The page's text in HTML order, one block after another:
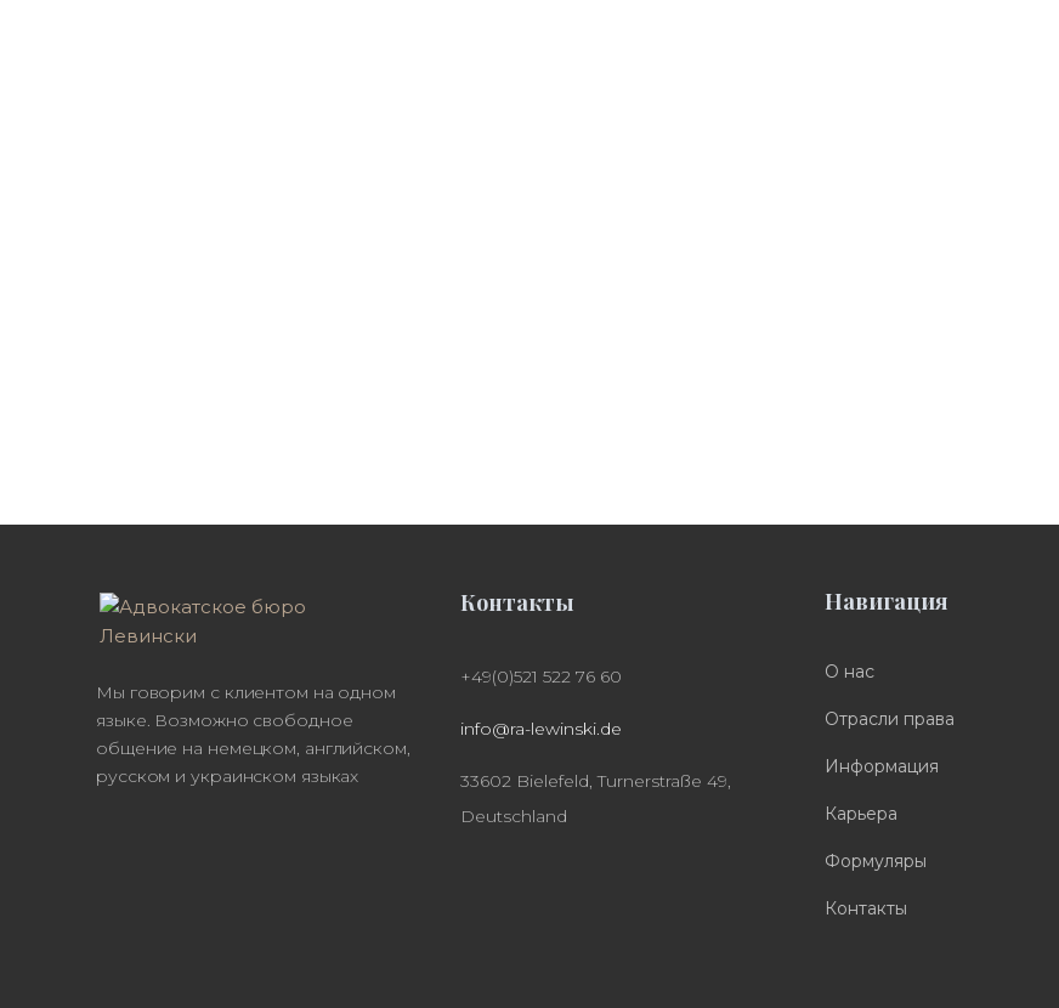
Мы говорим с клиентом на одном
языке. Возможно свободное
общение на немецком, английском,
русском и украинском языках
Контакты
+49(0)521 522 76 60
info@ra-lewinski.de
33602 Bielefeld, Turnerstraße 49,
Deutschland
Навигация
О нас
Отрасли права
Информация
Карьера
Формуляры
Контакты